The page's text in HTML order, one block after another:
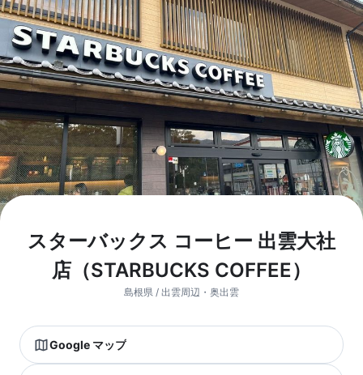
スターバックス コーヒー 出雲大社
店（STARBUCKS COFFEE）
島根県 / 出雲周辺・奥出雲
Google マップ